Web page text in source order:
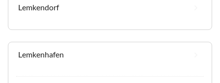
Lemkendorf
Lemkenhafen